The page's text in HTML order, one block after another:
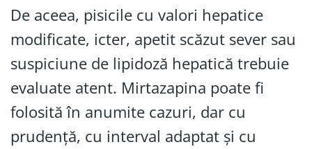
De aceea, pisicile cu valori hepatice
modificate, icter, apetit scăzut sever sau
suspiciune de lipidoză hepatică trebuie
evaluate atent. Mirtazapina poate fi
folosită în anumite cazuri, dar cu
prudență, cu interval adaptat și cu